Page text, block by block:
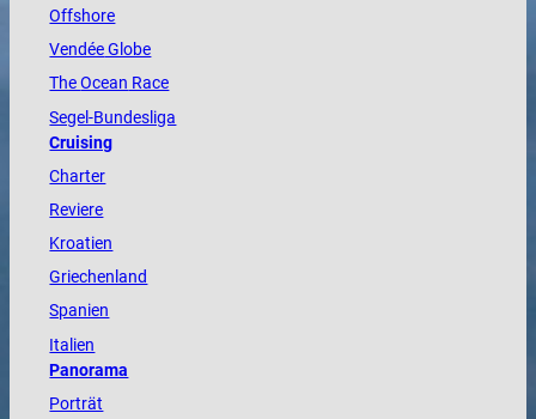
Offshore
VendéeGlobe
TheOcean Race
Segel-Bundesliga
Cruising
Charter
Reviere
Kroatien
Griechenland
Spanien
Italien
Panorama
Porträt